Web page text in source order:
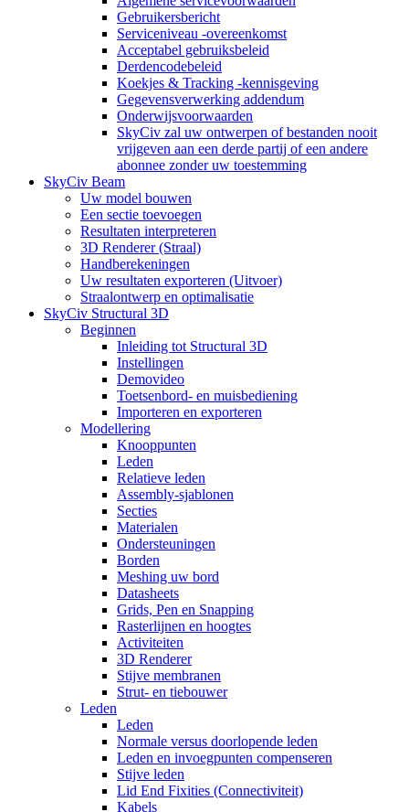
Gebruikersbericht
Serviceniveau -overeenkomst
Acceptabel gebruiksbeleid
Derdencodebeleid
Koekjes & Tracking -kennisgeving
Gegevensverwerking addendum
Onderwijsvoorwaarden
SkyCiv zal uw ontwerpen of bestanden nooit
vrijgeven aan een derde partij of een andere
abonnee zonder uw toestemming
SkyCiv Beam
Uw model bouwen
Een sectie toevoegen
Resultaten interpreteren
3D Renderer (Straal)
Handberekeningen
Uw resultaten exporteren (Uitvoer)
Straalontwerp en optimalisatie
SkyCiv Structural 3D
Beginnen
Inleiding tot Structural 3D
Instellingen
Demovideo
Toetsenbord- en muisbediening
Importeren en exporteren
Modellering
Knooppunten
Leden
Relatieve leden
Assembly-sjablonen
Secties
Materialen
Ondersteuningen
Borden
Meshing uw bord
Datasheets
Grids, Pen en Snapping
Rasterlijnen en hoogtes
Activiteiten
3D Renderer
Stijve membranen
Strut- en tiebouwer
Leden
Leden
Normale versus doorlopende leden
Leden en invoegpunten compenseren
Stijve leden
Lid End Fixities (Connectiviteit)
Kabels